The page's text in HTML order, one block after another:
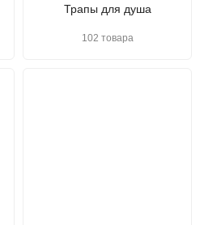
Трапы для душа
102 товара